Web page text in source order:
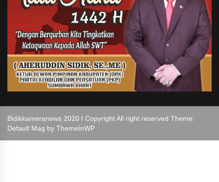
Bidikkameranews 2020 I Copyright All right reserved Theme:
Default Mag by ThemeInWP